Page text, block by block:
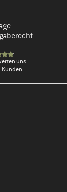
uns
Kunden